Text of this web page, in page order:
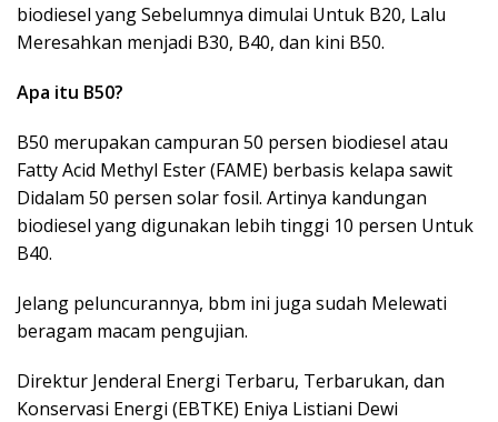
biodiesel yang Sebelumnya dimulai Untuk B20, Lalu
Meresahkan menjadi B30, B40, dan kini B50.
Apa itu B50?
B50 merupakan campuran 50 persen biodiesel atau
Fatty Acid Methyl Ester (FAME) berbasis kelapa sawit
Didalam 50 persen solar fosil. Artinya kandungan
biodiesel yang digunakan lebih tinggi 10 persen Untuk
B40.
Jelang peluncurannya, bbm ini juga sudah Melewati
beragam macam pengujian.
Direktur Jenderal Energi Terbaru, Terbarukan, dan
Konservasi Energi (EBTKE) Eniya Listiani Dewi